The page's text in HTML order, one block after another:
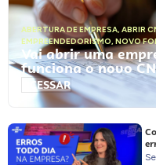
ABERTURA DE EMPRESA, ABRIR
EMPREENDEDORISMO, NOVO
Vai abrir uma
funciona o novo
ACESSAR